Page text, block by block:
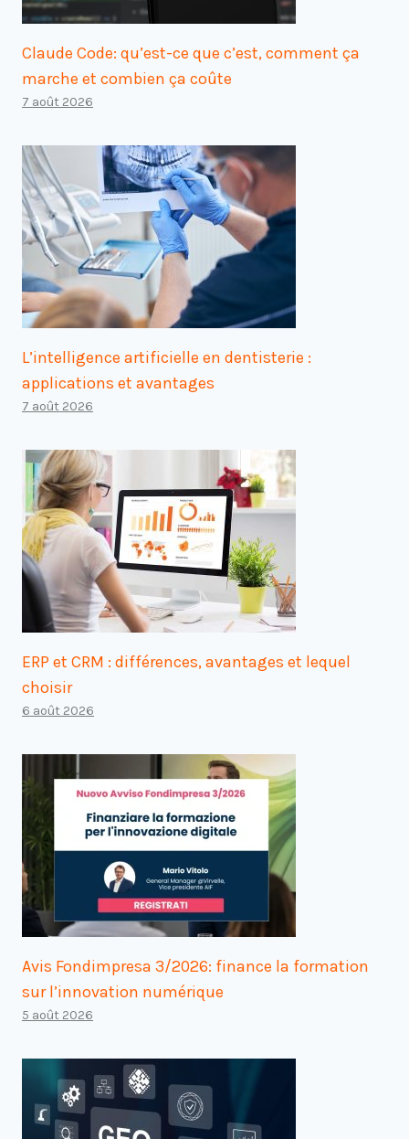
Claude Code: qu’est-ce que c’est, comment ça
marche et combien ça coûte
7 août 2026
L’intelligence artificielle en dentisterie :
applications et avantages
7 août 2026
ERP et CRM : différences, avantages et lequel
choisir
6 août 2026
Avis Fondimpresa 3/2026: finance la formation
sur l’innovation numérique
5 août 2026